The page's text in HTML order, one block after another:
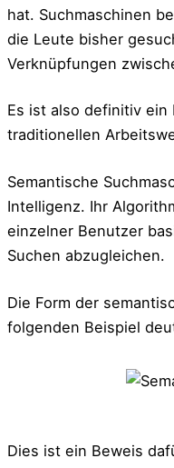
hat. Suchmaschinen
die Leute bisher
Verknüpfungen
Es ist also definitiv
traditionellen
Semantische
Intelligenz. Ihr
einzelner Benutzer
Suchen abzugleichen.
Die Form der
folgenden Beispiel
Dies ist ein Beweis